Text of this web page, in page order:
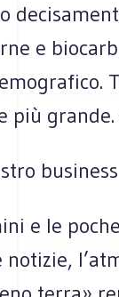
e
più
business
e le